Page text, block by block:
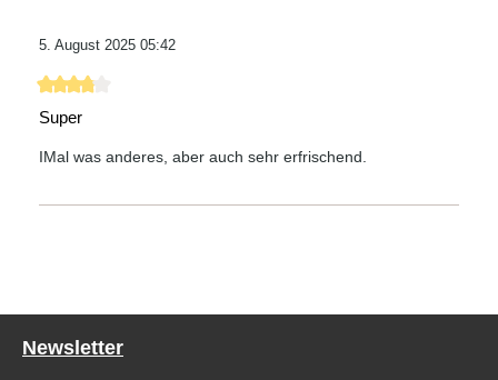
5. August 2025 05:42
Bewertung mit 4 von 5 Sternen
Super
IMal was anderes, aber auch sehr erfrischend.
Newsletter